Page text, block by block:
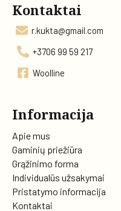
Kontaktai
r.kukta@gmail.com
+3706 99 59 217
Woolline
Informacija
Apie mus
Gaminių priežiūra
Grąžinimo forma
Individualūs užsakymai
Pristatymo informacija
Kontaktai